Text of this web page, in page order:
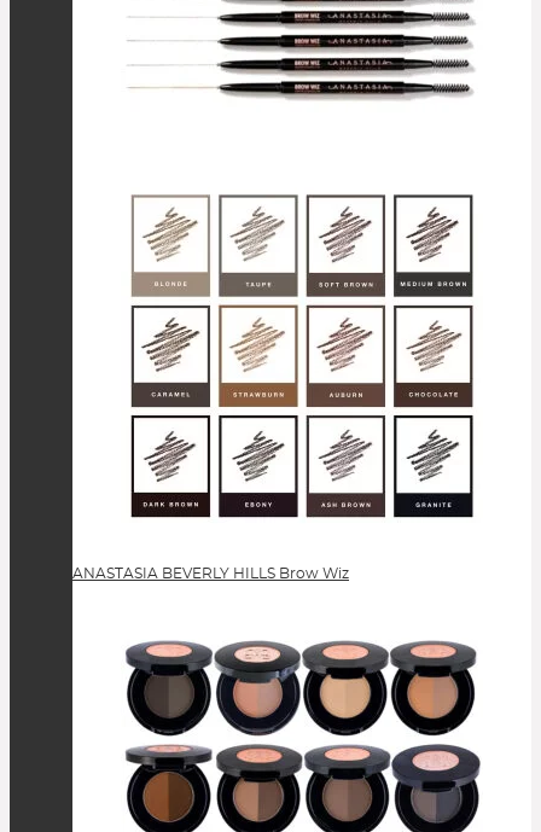
ANASTASIA BEVERLY HILLS Brow Wiz